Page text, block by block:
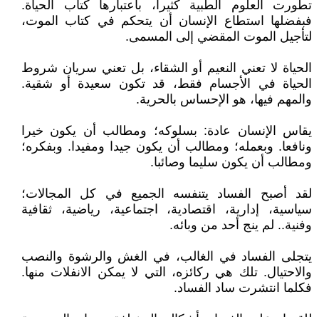
تطورت العلوم الطبية كثيرا، باعتبارها كتاب الحياة.
فبفضلها استطاع الإنسان أن يتحكم في كتاب الموت،
لتأجيل الموت المقضي إلى المسمى.
الحياة لا تعني النعيم أو الشقاء، بل تعني سريان شروط
الحياة في الأجسام فقط، قد تكون سعيدة أو شقية.
والمهم فيها، هو الإحساس بالحرية.
يقاس الإنسان عادة: بسلوكه؛ ومطالب أن يكون خيرا
ونافعا. وبعمله؛ ومطالب أن يكون جيدا ومفيدا. وبفكره؛
ومطالب أن يكون سليما وصائبا.
لقد أصبح الفساد يتنفسه الجميع في كل المجالات؛
سياسية، إدارية، اقتصادية، اجتماعية، رياضية، ثقافية
وفنية.. لم ينج أحد من وبائه.
يتجلى الفساد في الغالب، في الغش والرشوة والنصب
والاحتيال. تلك هي ركائزه، التي لا يمكن الانفلات منها.
فكلما انتشرت ساد الفساد.